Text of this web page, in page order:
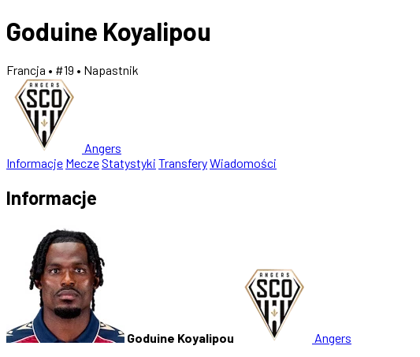
Goduine Koyalipou
Francja • #19 • Napastnik
Angers
Informacje MeczeStatystyki TransferyWiadomości
Informacje
Goduine Koyalipou
Angers